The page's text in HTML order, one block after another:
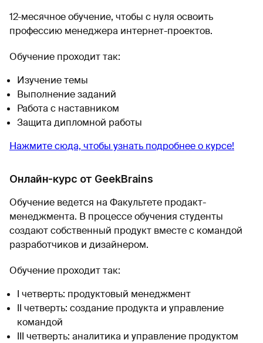
12-месячное обучение, чтобы с нуля освоить
профессию менеджера интернет-проектов.
Обучение проходит так:
Изучение темы
Выполнение заданий
Работа с наставником
Защита дипломной работы
Нажмите сюда, чтобы узнать подробнее о курсе!
Онлайн-курс от GeekBrains
Обучение ведется на Факультете продакт-
менеджмента. В процессе обучения студенты
создают собственный продукт вместе с командой
разработчиков и дизайнером.
Обучение проходит так:
I четверть: продуктовый менеджмент
II четверть: создание продукта и управление
командой
III четверть: аналитика и управление продуктом